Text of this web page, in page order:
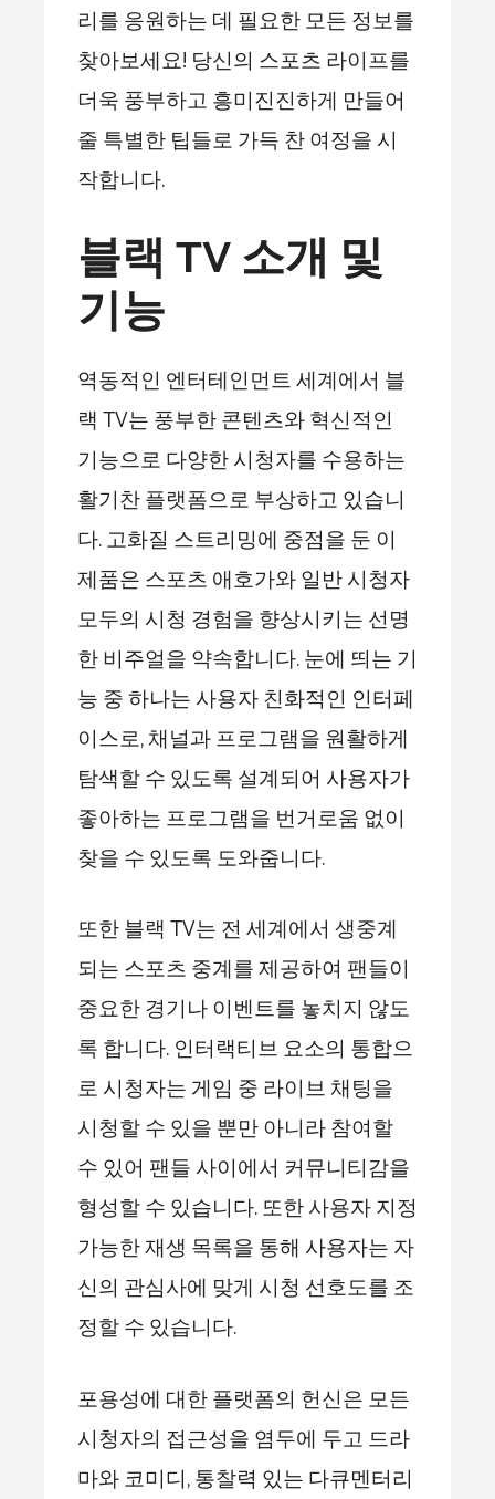
리를 응원하는 데 필요한 모든 정보를
찾아보세요! 당신의 스포츠 라이프를
더욱 풍부하고 흥미진진하게 만들어
줄 특별한 팁들로 가득 찬 여정을 시
작합니다.
블랙 TV 소개 및
기능
역동적인 엔터테인먼트 세계에서 블
랙 TV는 풍부한 콘텐츠와 혁신적인
기능으로 다양한 시청자를 수용하는
활기찬 플랫폼으로 부상하고 있습니
다. 고화질 스트리밍에 중점을 둔 이
제품은 스포츠 애호가와 일반 시청자
모두의 시청 경험을 향상시키는 선명
한 비주얼을 약속합니다. 눈에 띄는 기
능 중 하나는 사용자 친화적인 인터페
이스로, 채널과 프로그램을 원활하게
탐색할 수 있도록 설계되어 사용자가
좋아하는 프로그램을 번거로움 없이
찾을 수 있도록 도와줍니다.
또한 블랙 TV는 전 세계에서 생중계
되는 스포츠 중계를 제공하여 팬들이
중요한 경기나 이벤트를 놓치지 않도
록 합니다. 인터랙티브 요소의 통합으
로 시청자는 게임 중 라이브 채팅을
시청할 수 있을 뿐만 아니라 참여할
수 있어 팬들 사이에서 커뮤니티감을
형성할 수 있습니다. 또한 사용자 지정
가능한 재생 목록을 통해 사용자는 자
신의 관심사에 맞게 시청 선호도를 조
정할 수 있습니다.
포용성에 대한 플랫폼의 헌신은 모든
시청자의 접근성을 염두에 두고 드라
마와 코미디, 통찰력 있는 다큐멘터리